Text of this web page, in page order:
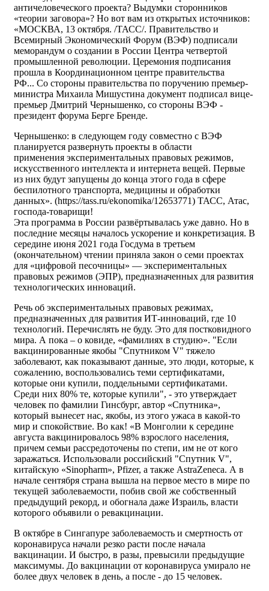
античеловеческого проекта? Выдумки сторонников
«теории заговора»? Но вот вам из открытых источников:
«МОСКВА, 13 октября. /ТАСС/. Правительство и
Всемирный Экономический Форум (ВЭФ) подписали
меморандум о создании в России Центра четвертой
промышленной революции. Церемония подписания
прошла в Координационном центре правительства
РФ... Со стороны правительства по поручению премьер-
министра Михаила Мишустина документ подписал вице-
премьер Дмитрий Чернышенко, со стороны ВЭФ -
президент форума Берге Бренде.
Чернышенко: в следующем году совместно с ВЭФ
планируется развернуть проекты в области
применения экспериментальных правовых режимов,
искусственного интеллекта и интернета вещей. Первые
из них будут запущены до конца этого года в сфере
беспилотного транспорта, медицины и обработки
данных». (https://tass.ru/ekonomika/12653771) ТАСС, Атас,
господа-товарищи!
Эта программа в России развёртывалась уже давно. Но в
последние месяцы началось ускорение и конкретизация. В
середине июня 2021 года Госдума в третьем
(окончательном) чтении приняла закон о семи проектах
для «цифровой песочницы» — экспериментальных
правовых режимов (ЭПР), предназначенных для развития
технологических инноваций.
Речь об экспериментальных правовых режимах,
предназначенных для развития ИТ-инноваций, где 10
технологий. Перечислять не буду. Это для постковидного
мира. А пока – о ковиде, «фамилиях в студию». "Если
вакцинированные якобы "Спутником V" тяжело
заболевают, как показывают данные, это люди, которые, к
сожалению, воспользовались теми сертификатами,
которые они купили, поддельными сертификатами.
Среди них 80% те, которые купили", - это утверждает
человек по фамилии Гинсбург, автор «Спутника»,
который вынесет нас, якобы, из этого ужаса в какой-то
мир и спокойствие. Во как! «В Монголии к середине
августа вакцинировалось 98% взрослого населения,
причем семьи рассредоточены по степи, им не от кого
заражаться. Использовали российский "Спутник V",
китайскую «Sinopharm», Pfizer, а также AstraZeneca. А в
начале сентября страна вышла на первое место в мире по
текущей заболеваемости, побив свой же собственный
предыдущий рекорд, и обогнала даже Израиль, власти
которого объявили о ревакцинации.
В октябре в Сингапуре заболеваемость и смертность от
коронавируса начали резко расти после начала
вакцинации. И быстро, в разы, превысили предыдущие
максимумы. До вакцинации от коронавируса умирало не
более двух человек в день, а после - до 15 человек.